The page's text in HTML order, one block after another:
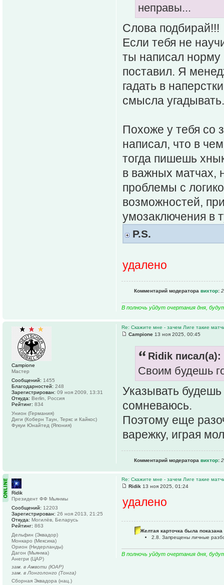
неправы...
Слова подбирай!!!
Если тебя не
ты написал норму
поставил. Я
гадать в
смысла
Похоже у тебя со
написал, что в
тогда пишешь
в важных матчах,
проблемы с
возможностей,
умозаключения в
P.S.
удалено
Комментарий модератора вихтор:
В полночь уйдут очертания дня,
Re: Скажите мне - зачем Лиге такие
Campione 13 ноя 2025, 00:45
Ridik писал(а):
Своим будешь
Указывать
сомневаюсь.
Поэтому еще
варежку, играя
Комментарий модератора вихтор:
Campione
Мастер
Сообщений: 1455
Благодарностей: 248
Зарегистрирован: 09 ноя 2009, 13:31
Откуда: Berlin, Россия
Рейтинг: 834
Унион (Германия)
Диги (Коберн Таун, Теркс и Кайкос)
Фукуи Юнайтед (Япония)
Re: Скажите мне - зачем Лиге такие
Ridik 13 ноя 2025, 01:24
удалено
Желтая карточка была показана
2.8. Запрещены личные
В полночь уйдут очертания дня,
Ridik
Президент ФФ Мьянмы
Сообщений: 12203
Зарегистрирован: 26 ноя 2013, 21:25
Откуда: Могилёв, Беларусь
Рейтинг: 863
Дельфин (Эквадор)
Монкаро (Мексика)
Орион (Нидерланды)
Дагон (Мьянма)
Анегри (ЦАР)
зам. в Амвоти (ЮАР)
зам. в Лонголонго (Тонга)
Сборная Эквадора (нац.)